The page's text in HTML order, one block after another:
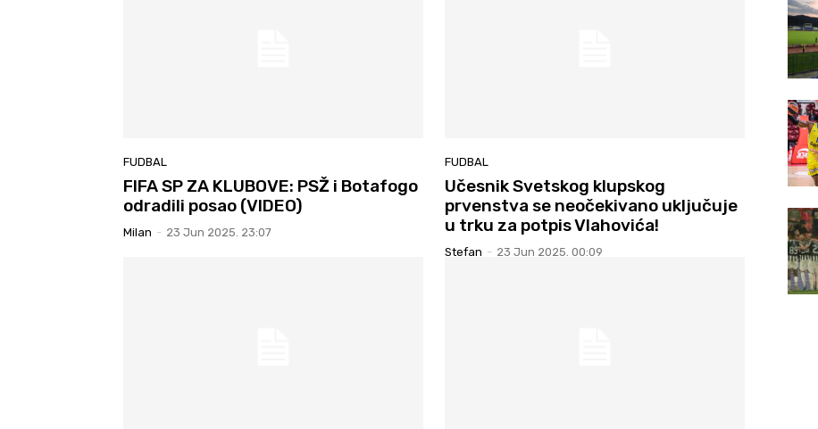
FUDBAL
FIFA SP ZA KLUBOVE: PSŽ i Botafogo
odradili posao (VIDEO)
Milan - 23 Jun 2025. 23:07
FUDBAL
Učesnik Svetskog klupskog
prvenstva se neočekivano uključuje
u trku za potpis Vlahovića!
Stefan - 23 Jun 2025. 00:09